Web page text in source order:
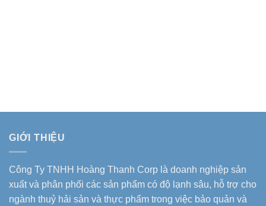
GIỚI THIỆU
Công Ty TNHH Hoàng Thanh Corp là doanh nghiệp sản
xuất và phân phối các sản phẩm có độ lạnh sâu, hỗ trợ cho
ngành thuỷ hải sản và thực phẩm trong việc bảo quản và